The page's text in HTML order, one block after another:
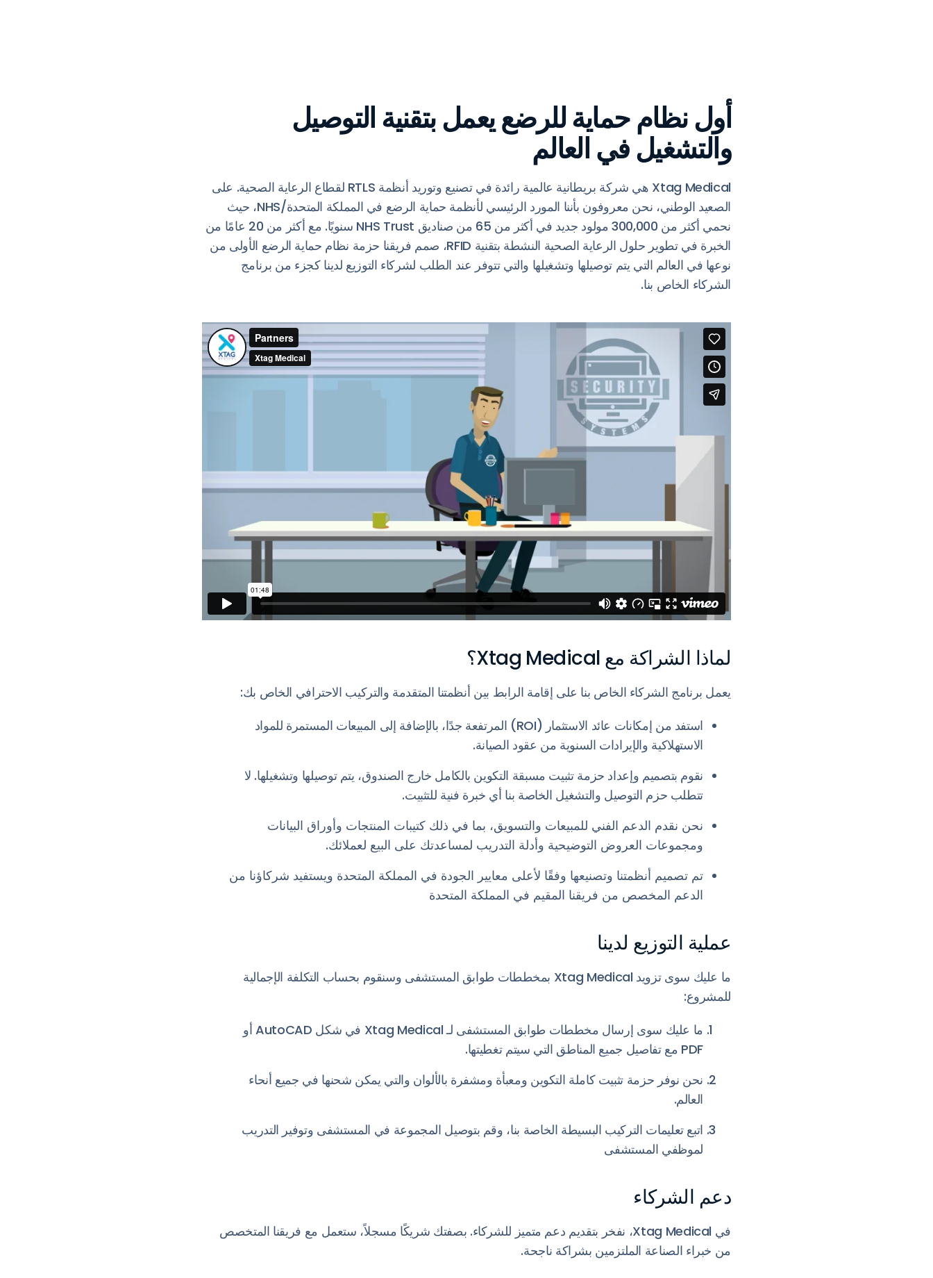
أول نظام حماية للرضع يعمل بتقنية التوصيل
والتشغيل في العالم
Xtag Medical هي شركة بريطانية عالمية رائدة في تصنيع وتوريد أنظمة RTLS لقطاع الرعاية الصحية. على
الصعيد الوطني، نحن معروفون بأننا المورد الرئيسي لأنظمة حماية الرضع في المملكة المتحدة/NHS، حيث
نحمي أكثر من 300,000 مولود جديد في أكثر من 65 من صناديق NHS Trust سنويًا. مع أكثر من 20 عامًا من
الخبرة في تطوير حلول الرعاية الصحية النشطة بتقنية RFID، صمم فريقنا حزمة نظام حماية الرضع الأولى من
نوعها في العالم التي يتم توصيلها وتشغيلها والتي تتوفر عند الطلب لشركاء التوزيع لدينا كجزء من برنامج
الشركاء الخاص بنا.
لماذا الشراكة مع Xtag Medical؟
يعمل برنامج الشركاء الخاص بنا على إقامة الرابط بين أنظمتنا المتقدمة والتركيب الاحترافي الخاص بك:
استفد من إمكانات عائد الاستثمار (ROI) المرتفعة جدًا، بالإضافة إلى المبيعات المستمرة للمواد
الاستهلاكية والإيرادات السنوية من عقود الصيانة.
نقوم بتصميم وإعداد حزمة تثبيت مسبقة التكوين بالكامل خارج الصندوق، يتم توصيلها وتشغيلها. لا
تتطلب حزم التوصيل والتشغيل الخاصة بنا أي خبرة فنية للتثبيت.
نحن نقدم الدعم الفني للمبيعات والتسويق، بما في ذلك كتيبات المنتجات وأوراق البيانات
ومجموعات العروض التوضيحية وأدلة التدريب لمساعدتك على البيع لعملائك.
تم تصميم أنظمتنا وتصنيعها وفقًا لأعلى معايير الجودة في المملكة المتحدة ويستفيد شركاؤنا من
الدعم المخصص من فريقنا المقيم في المملكة المتحدة
عملية التوزيع لدينا
ما عليك سوى تزويد Xtag Medical بمخططات طوابق المستشفى وسنقوم بحساب التكلفة الإجمالية
للمشروع:
ما عليك سوى إرسال مخططات طوابق المستشفى لـ Xtag Medical في شكل AutoCAD أو
PDF مع تفاصيل جميع المناطق التي سيتم تغطيتها.
نحن نوفر حزمة تثبيت كاملة التكوين ومعبأة ومشفرة بالألوان والتي يمكن شحنها في جميع أنحاء
العالم.
اتبع تعليمات التركيب البسيطة الخاصة بنا، وقم بتوصيل المجموعة في المستشفى وتوفير التدريب
لموظفي المستشفى
دعم الشركاء
في Xtag Medical، نفخر بتقديم دعم متميز للشركاء. بصفتك شريكًا مسجلاً، ستعمل مع فريقنا المتخصص
من خبراء الصناعة الملتزمين بشراكة ناجحة.